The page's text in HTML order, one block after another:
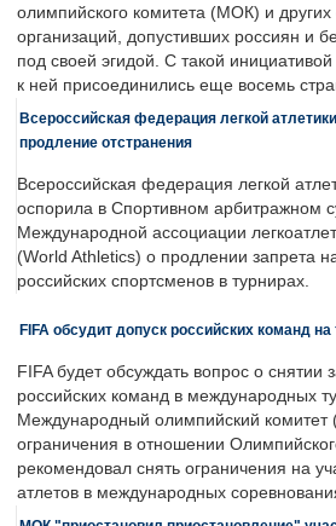
олимпийского комитета (МОК) и других
организаций, допустивших россиян и
под своей эгидой. С такой
к ней присоединились еще восемь
Всероссийская федерация легкой
продление отстранения
Всероссийская федерация легкой
оспорила в Спортивном арбитражном
Международной ассоциации
(World Athletics) о продлении запрета
российских спортсменов в турнирах.
FIFA обсудит допуск российских команд
FIFA будет обсуждать вопрос о снятии
российских команд в международных
Международный олимпийский
ограничения в отношении
рекомендовал снять ограничения на
атлетов в международных